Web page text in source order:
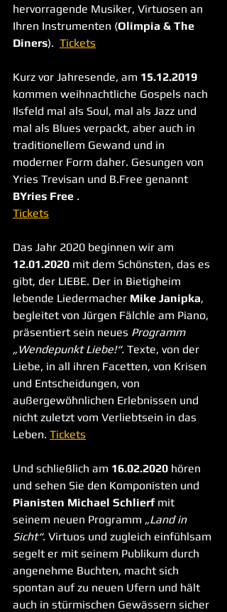
hervorragende Musiker, Virtuosen an
Ihren Instrumenten (Olimpia & The
Diners). Tickets
Kurz vor Jahresende, am 15.12.2019
kommen weihnachtliche Gospels nach
Ilsfeld mal als Soul, mal als Jazz und
mal als Blues verpackt, aber auch in
traditionellem Gewand und in
moderner Form daher. Gesungen von
Yries Trevisan und B.Free genannt
BYries Free .
Tickets
Das Jahr 2020 beginnen wir am
12.01.2020 mit dem Schönsten, das es
gibt, der LIEBE. Der in Bietigheim
lebende Liedermacher Mike Janipka,
begleitet von Jürgen Fälchle am Piano,
präsentiert sein neues Programm
„Wendepunkt Liebe!“. Texte, von der
Liebe, in all ihren Facetten, von Krisen
und Entscheidungen, von
außergewöhnlichen Erlebnissen und
nicht zuletzt vom Verliebtsein in das
Leben. Tickets
Und schließlich am 16.02.2020 hören
und sehen Sie den Komponisten und
Pianisten Michael Schlierf mit
seinem neuen Programm „Land in
Sicht“. Virtuos und zugleich einfühlsam
segelt er mit seinem Publikum durch
angenehme Buchten, macht sich
spontan auf zu neuen Ufern und hält
auch in stürmischen Gewässern sicher